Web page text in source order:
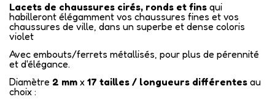
Lacets de chaussures cirés, ronds et fins qui
habilleront élégamment vos chaussures fines et vos
chaussures de ville, dans un superbe et dense coloris
violet
Avec embouts/ferrets métallisés, pour plus de pérennité
et d'élégance.
Diamètre 2 mm x 17 tailles / longueurs différentes au
choix :